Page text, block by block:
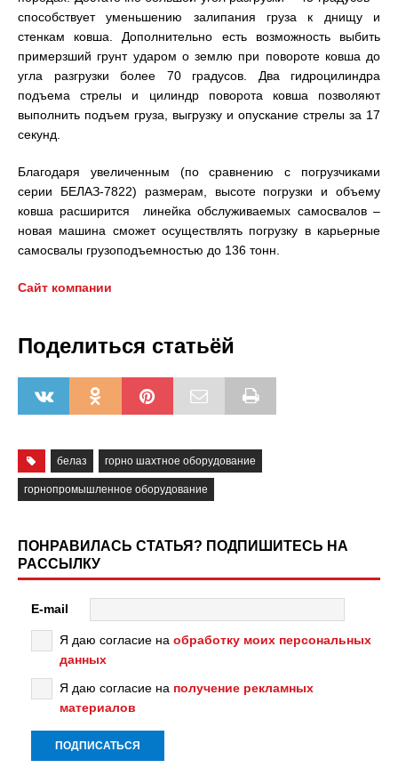
способствует уменьшению залипания груза к днищу и
стенкам ковша. Дополнительно есть возможность выбить
примерзший грунт ударом о землю при повороте ковша до
угла разгрузки более 70 градусов. Два гидроцилиндра
подъема стрелы и цилиндр поворота ковша позволяют
выполнить подъем груза, выгрузку и опускание стрелы за 17
секунд.
Благодаря увеличенным (по сравнению с погрузчиками
серии БЕЛАЗ-7822) размерам, высоте погрузки и объему
ковша расширится линейка обслуживаемых самосвалов –
новая машина сможет осуществлять погрузку в карьерные
самосвалы грузоподъемностью до 136 тонн.
Сайт компании
Поделиться статьёй
белаз горно шахтное оборудование
горнопромышленное оборудование
ПОНРАВИЛАСЬ СТАТЬЯ? ПОДПИШИТЕСЬ НА
РАССЫЛКУ
E-mail
Я даю согласие на обработку моих персональных
данных
Я даю согласие на получение рекламных
материалов